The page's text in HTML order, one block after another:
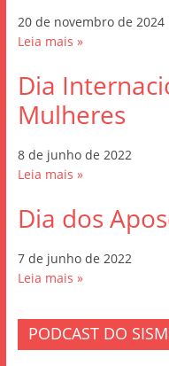
20 de novembro de 2024
Leia mais »
Dia
Mulheres
8 de junho de 2022
Leia mais »
Dia dos
7 de junho de 2022
Leia mais »
PODCAST DO